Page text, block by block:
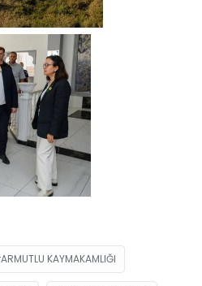
ARMUTLU KAYMAKAMLIĞI